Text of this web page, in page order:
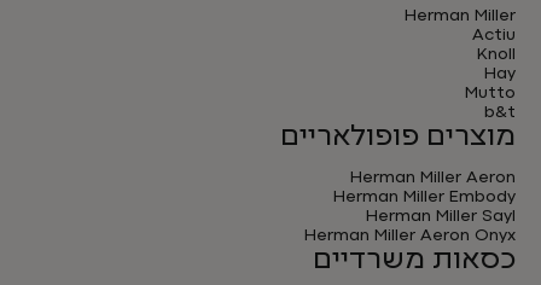
Herman Miller
Actiu
Knoll
Hay
Mutto
b&t
מוצרים פופולאריים
Herman Miller Aeron
Herman Miller Embody
Herman Miller Sayl
Herman Miller Aeron Onyx
כסאות משרדיים